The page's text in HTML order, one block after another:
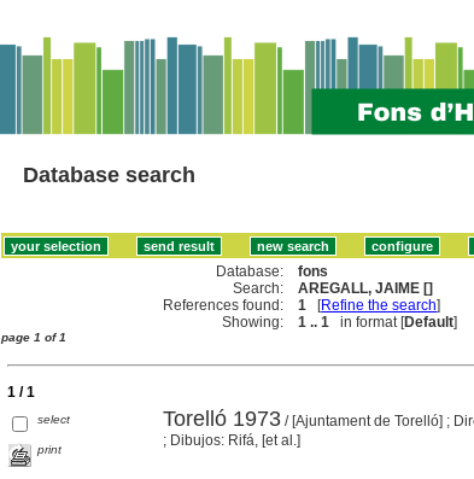
Database search
Database:
fons
Search:
AREGALL, JAIME []
References found:
1 [Refine the search]
Showing:
1 .. 1 in format [Default]
page 1 of 1
1 / 1
select
print
Torelló 1973/ [Ajuntament de Torelló] ;
; Dibujos: Rifá, [et al.]